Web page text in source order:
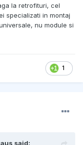
la retrofituri, cel
specializati in montaj
nu module si
1
said: